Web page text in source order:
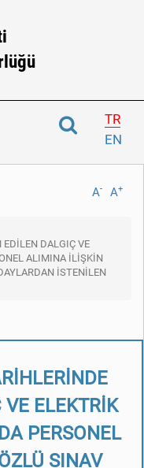
TR
EN
A+
A-
DALGIÇ VE
ALIMINA İLİŞKİN
İSTENİLEN
VE ELEKTRİK
PERSONEL
SINAV